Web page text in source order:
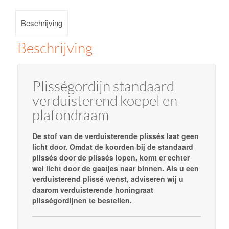
aantal
Beschrijving
Beschrijving
Plisségordijn standaard
verduisterend koepel en
plafondraam
De stof van de verduisterende plissés laat geen
licht door. Omdat de koorden bij de standaard
plissés door de plissés lopen, komt er echter
wel licht door de gaatjes naar binnen. Als u een
verduisterend plissé wenst, adviseren wij u
daarom verduisterende honingraat
plisségordijnen te bestellen.